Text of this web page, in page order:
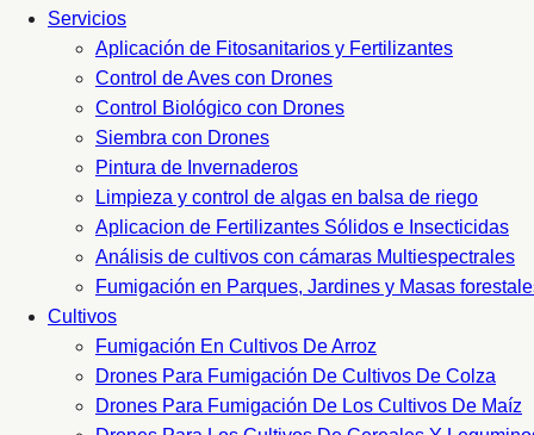
Servicios
Aplicación de Fitosanitarios y Fertilizantes
Control de Aves con Drones
Control Biológico con Drones
Siembra con Drones
Pintura de Invernaderos
Limpieza y control de algas en balsa de riego
Aplicacion de Fertilizantes Sólidos e Insecticidas
Análisis de cultivos con cámaras Multiespectrales
Fumigación en Parques, Jardines y Masas
Cultivos
Fumigación En Cultivos De Arroz
Drones Para Fumigación De Cultivos De Colza
Drones Para Fumigación De Los Cultivos De Maíz